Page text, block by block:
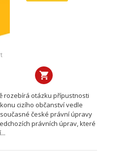
rozebírá otázku přípustnosti
cizího občanství vedle
české právní úpravy
právních úprav, které